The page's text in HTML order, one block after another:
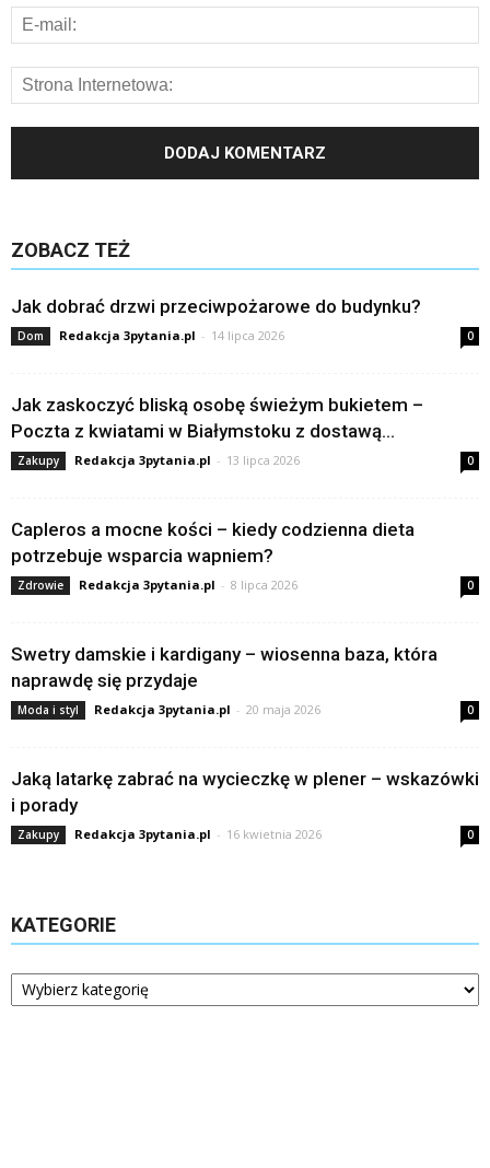
ZOBACZ TEŻ
Jak dobrać drzwi przeciwpożarowe do budynku?
Dom Redakcja 3pytania.pl - 14 lipca 2026 0
Jak zaskoczyć bliską osobę świeżym bukietem –
Poczta z kwiatami w Białymstoku z dostawą...
Zakupy Redakcja 3pytania.pl - 13 lipca 2026 0
Capleros a mocne kości – kiedy codzienna dieta
potrzebuje wsparcia wapniem?
Zdrowie Redakcja 3pytania.pl - 8 lipca 2026 0
Swetry damskie i kardigany – wiosenna baza, która
naprawdę się przydaje
Moda i styl Redakcja 3pytania.pl - 20 maja 2026 0
Jaką latarkę zabrać na wycieczkę w plener – wskazówki
i porady
Zakupy Redakcja 3pytania.pl - 16 kwietnia 2026 0
KATEGORIE
Kategorie